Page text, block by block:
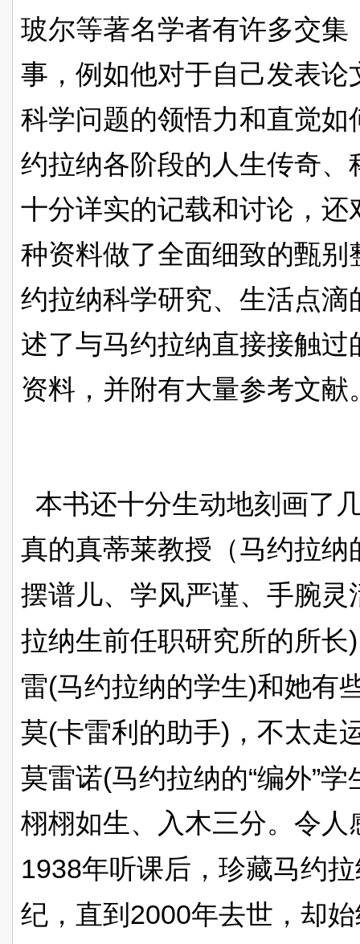
玻尔等著名学者有许多交集
事，例如他对于自己发表
科学问题的领悟力和直觉
约拉纳各阶段的人生传奇
十分详实的记载和讨论，
种资料做了全面细致的甄
约拉纳科学研究、生活点
述了与马约拉纳直接接触
资料，并附有大量参考文献
本书还十分生动地刻画了
真的真蒂莱教授（马约拉
摆谱儿、学风严谨、手腕灵
拉纳生前任职研究所的所长)
雷(马约拉纳的学生)和她有
莫(卡雷利的助手) ，不太走
莫雷诺(马约拉纳的“编外”学
栩栩如生、入木三分。令
1938年听课后，珍藏马约
纪，直到 2000年去世，却